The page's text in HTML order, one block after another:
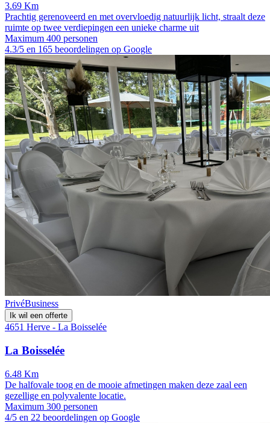
3.69 Km
Prachtig gerenoveerd en met overvloedig natuurlijk licht, straalt deze
ruimte op twee verdiepingen een unieke charme uit
Maximum 400 personen
4.3/5 en 165 beoordelingen op Google
PrivéBusiness
Ik wil een offerte
4651 Herve - La Boisselée
La Boisselée
6.48 Km
De halfovale toog en de mooie afmetingen maken deze zaal een
gezellige en polyvalente locatie.
Maximum 300 personen
4/5 en 22 beoordelingen op Google